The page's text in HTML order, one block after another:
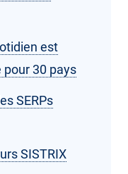
est
30 pays
SERPs
SISTRIX